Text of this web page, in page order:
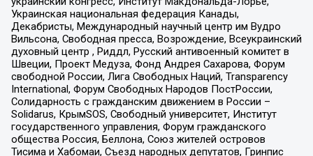
Украинская национальная федерация Канады,
Декабристы, Международный научный центр им Вудро
Вильсона, Свободная пресса, Возрождение, Всеукраинский
духовный центр , Риддл, Русский антивоенный комитет в
Швеции, Проект Медуза, Фонд Андрея Сахарова, Форум
свободной России, Лига Свободных Наций, Transparеncy
International, Форум Свободных Народов ПостРоссии,
Солидарность с гражданским движением в России –
Solidarus, КрымSOS, Свободный университет, Институт
государственного управления, Форум гражданского
общества Россия, Беллона, Союз жителей островов
Тисима и Хабомаи, Съезд народных депутатов, Гринпис